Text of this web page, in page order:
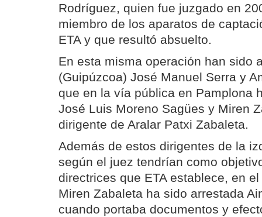
Rodríguez, quien fue juzgado en
miembro de los aparatos de
ETA y que resultó absuelto.
En esta misma operación han sido
(Guipúzcoa) José Manuel Serra y
que en la vía pública en Pamplona
José Luis Moreno Sagües y Miren
dirigente de Aralar Patxi Zabaleta.
Además de estos dirigentes de la
según el juez tendrían como
directrices que ETA establece, en
Miren Zabaleta ha sido arrestada
cuando portaba documentos y